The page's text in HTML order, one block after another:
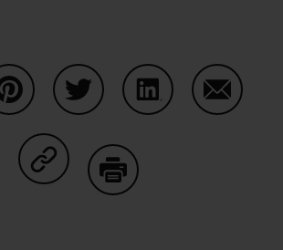
Partager sur Copy Link